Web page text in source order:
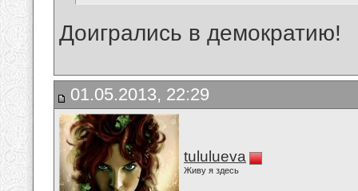
Доигрались в демократию!
01.05.2013, 22:29
tululueva
Живу я здесь